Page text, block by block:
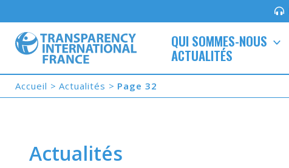
au
contenu
QUI SOMMES-NOUS
ACTUALITÉS
Accueil Actualités Page 32
Actualités